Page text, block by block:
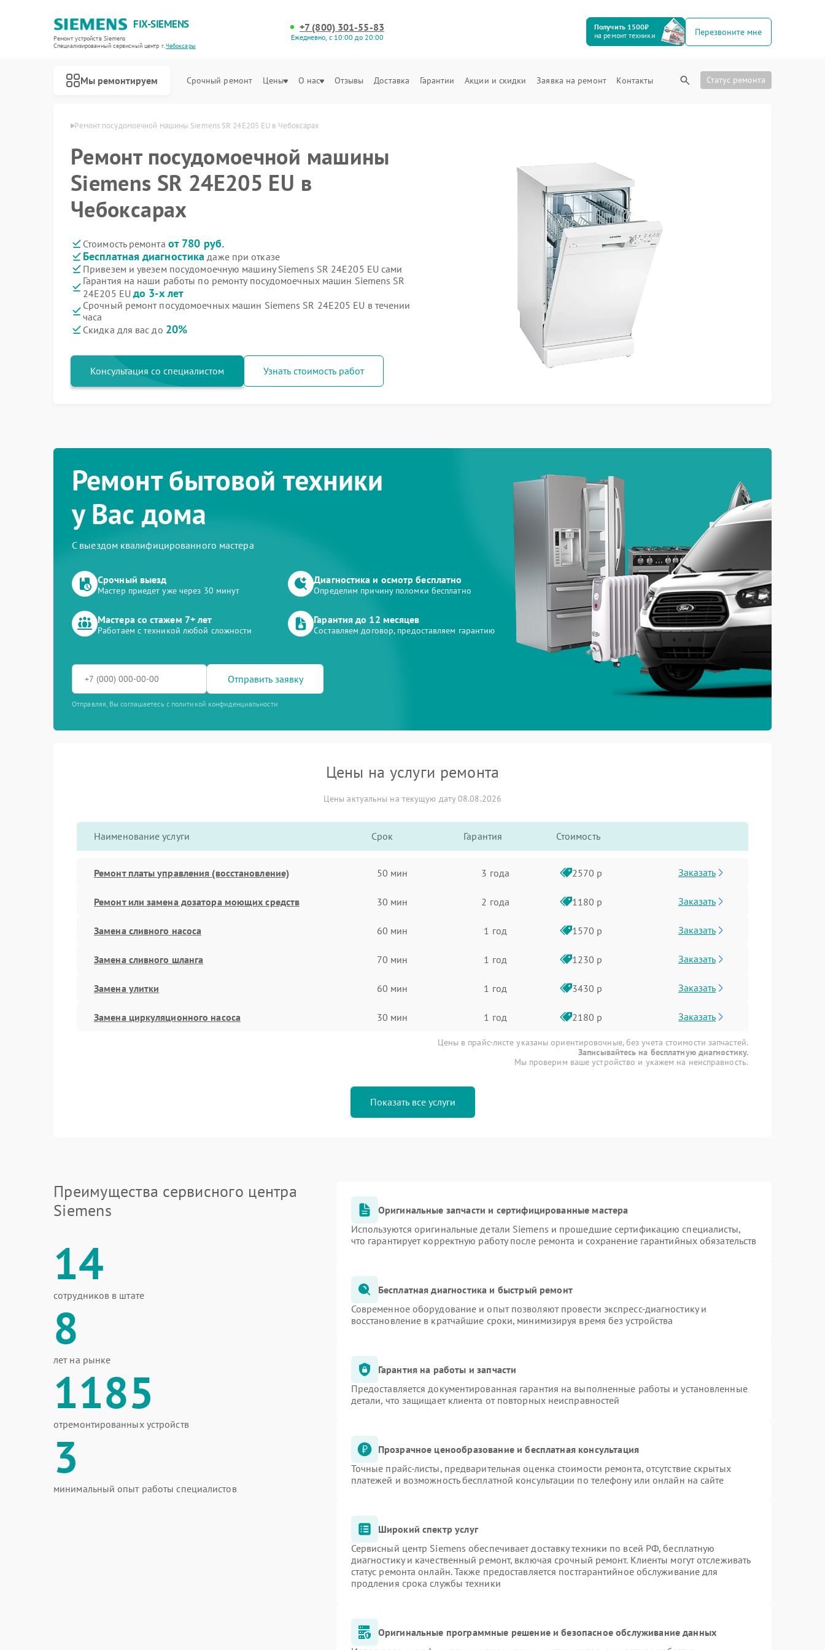
FIX-SIEMENS
Ремонт устройств Siemens
Специализированный cервисный центр г.Чебоксары
+7 (800) 301-55-83
Ежедневно, с 10:00 до 20:00
Получить 1500₽
на ремонт техники
Перезвоните мне
Мы ремонтируем Срочный ремонт Цены О нас Отзывы Доставка Гарантии Акции и скидки Заявка на ремонт Контакты Статус ремонта
в Чебоксарах Ремонт посудомоечной машины Siemens SR 24E205 EU в Чебоксарах
Ремонт посудомоечной машины
Siemens SR 24E205 EU в
Чебоксарах
Стоимость ремонта от 780 руб.
Бесплатная диагностика даже при отказе
Привезем и увезем посудомоечную машину Siemens SR 24E205 EU сами
Гарантия на наши работы по ремонту посудомоечных машин Siemens SR
24E205 EU до 3-х лет
Срочный ремонт посудомоечных машин Siemens SR 24E205 EU в течении
часа
Скидка для вас до 20%
Консультация со специалистом Узнать стоимость работ
Ремонт бытовой техники
у Вас дома
С выездом квалифицированного мастера
Срочный выезд
Мастер приедет уже через 30 минут
Диагностика и осмотр бесплатно
Определим причину поломки бесплатно
Мастера со стажем 7+ лет
Работаем с техникой любой сложности
Гарантия до 12 месяцев
Составляем договор, предоставляем гарантию
Отправить заявку
Отправляя, Вы соглашаетесь с политикой конфиденциальности
Цены на услуги ремонта
Цены актуальны на текущую дату 08.08.2026
Наименование услуги Срок Гарантия Стоимость
Ремонт платы управления (восстановление) 50 мин 3 года 2570 р Заказать
Ремонт или замена дозатора моющих средств 30 мин 2 года 1180 р Заказать
Замена сливного насоса 60 мин 1 год 1570 р Заказать
Замена сливного шланга 70 мин 1 год 1230 р Заказать
Замена улитки 60 мин 1 год 3430 р Заказать
Замена циркуляционного насоса 30 мин 1 год 2180 р Заказать
Цены в прайс-листе указаны ориентировочные, без учета стоимости запчастей.
Записывайтесь на бесплатную диагностику.
Мы проверим ваше устройство и укажем на неисправность.
Показать все услуги
Преимущества сервисного центра
Siemens
14
сотрудников в штате
8
лет на рынке
1185
отремонтированных устройств
3
минимальный опыт работы специалистов
Оригинальные запчасти и сертифицированные мастера
Используются оригинальные детали Siemens и прошедшие сертификацию специалисты,
что гарантирует корректную работу после ремонта и сохранение гарантийных обязательств
Бесплатная диагностика и быстрый ремонт
Современное оборудование и опыт позволяют провести экспресс-диагностику и
восстановление в кратчайшие сроки, минимизируя время без устройства
Гарантия на работы и запчасти
Предоставляется документированная гарантия на выполненные работы и установленные
детали, что защищает клиента от повторных неисправностей
Прозрачное ценообразование и бесплатная консультация
Точные прайс-листы, предварительная оценка стоимости ремонта, отсутствие скрытых
платежей и возможность бесплатной консультации по телефону или онлайн на сайте
Широкий спектр услуг
Сервисный центр Siemens обеспечивает доставку техники по всей РФ, бесплатную
диагностику и качественный ремонт, включая срочный ремонт. Клиенты могут отслеживать
статус ремонта онлайн. Также предоставляется постгарантийное обслуживание для
продления срока службы техники
Оригинальные программные решение и безопасное обслуживание данных